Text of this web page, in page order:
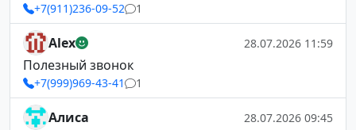
+7(911)236-09-52 1
Alex 28.07.2026 11:59
Полезный звонок
+7(999)969-43-41 1
Алиса 28.07.2026 09:45